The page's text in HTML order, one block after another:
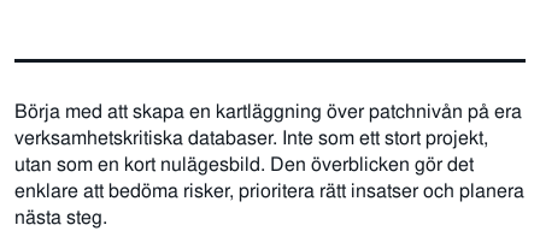
Börja med att skapa en kartläggning över patchnivån på era
verksamhetskritiska databaser. Inte som ett stort projekt,
utan som en kort nulägesbild. Den överblicken gör det
enklare att bedöma risker, prioritera rätt insatser och planera
nästa steg.